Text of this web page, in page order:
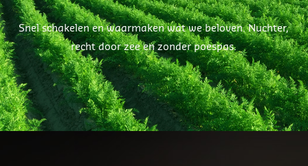
Snel schakelen en waarmaken wat we beloven. Nuchter,
recht door zee en zonder poespas.